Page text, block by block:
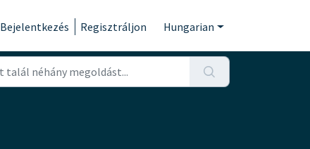
Bejelentkezés Regisztráljon Hungarian